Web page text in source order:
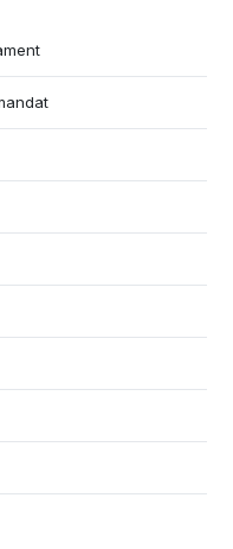
zonă liniștită, ideală
de transport, școli,